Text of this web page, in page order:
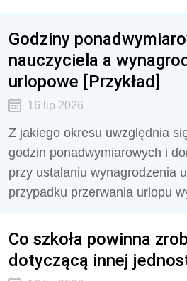
Godziny
nauczyciela a
urlopowe [Przykład]
16 lip 2026
Z jakiego okresu uwzględnia
godzin ponadwymiarowych i
przy ustalaniu wynagrodzenia
przypadku przerwania urlopu
Co szkoła powinna
dotyczącą innej